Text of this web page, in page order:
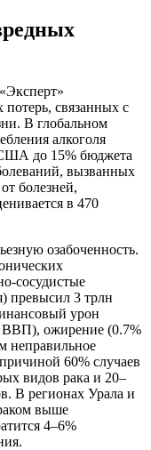
связанных с
В глобальном
алкоголя
до 15% бюджета
вызванных
болезней,
в 470
озабоченность.
сосудистые
превысил 3 трлн
урон
ВВП), ожирение (0.7%
60% случаев
видов рака и 20–
В регионах Урала и
выше
4–6%